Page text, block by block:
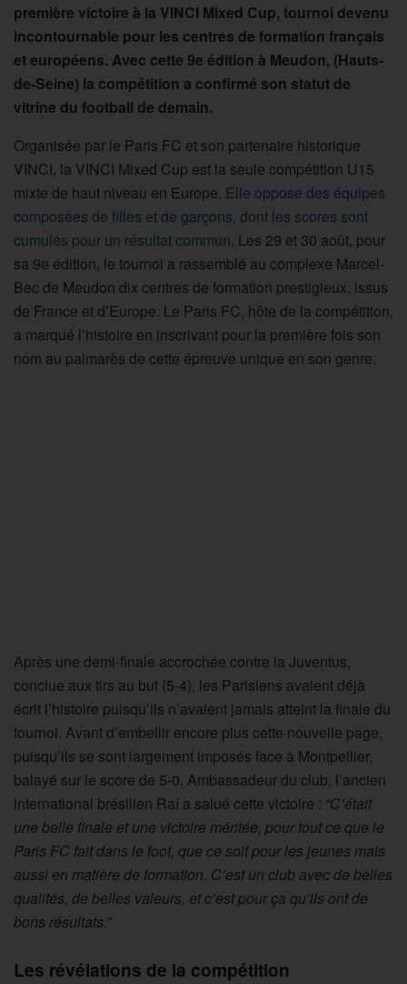
première victoire à la VINCI Mixed Cup, tournoi devenu
incontournable pour les centres de formation français
et européens. Avec cette 9e édition à Meudon, (Hauts-
de-Seine) la compétition a confirmé son statut de
vitrine du football de demain.
Organisée par le Paris FC et son partenaire historique
VINCI, la VINCI Mixed Cup est la seule compétition U15
mixte de haut niveau en Europe. Elle oppose des équipes
composées de filles et de garçons, dont les scores sont
cumulés pour un résultat commun. Les 29 et 30 août, pour
sa 9e édition, le tournoi a rassemblé au complexe Marcel-
Bec de Meudon dix centres de formation prestigieux, issus
de France et d’Europe. Le Paris FC, hôte de la compétition,
a marqué l’histoire en inscrivant pour la première fois son
nom au palmarès de cette épreuve unique en son genre.
Après une demi-finale accrochée contre la Juventus,
conclue aux tirs au but (5-4), les Parisiens avaient déjà
écrit l’histoire puisqu’ils n’avaient jamais atteint la finale du
tournoi. Avant d’embellir encore plus cette nouvelle page,
puisqu’ils se sont largement imposés face à Montpellier,
balayé sur le score de 5-0. Ambassadeur du club, l’ancien
international brésilien Raí a salué cette victoire : “C’était
une belle finale et une victoire méritée, pour tout ce que le
Paris FC fait dans le foot, que ce soit pour les jeunes mais
aussi en matière de formation. C’est un club avec de belles
qualités, de belles valeurs, et c’est pour ça qu’ils ont de
bons résultats.”
Les révélations de la compétition